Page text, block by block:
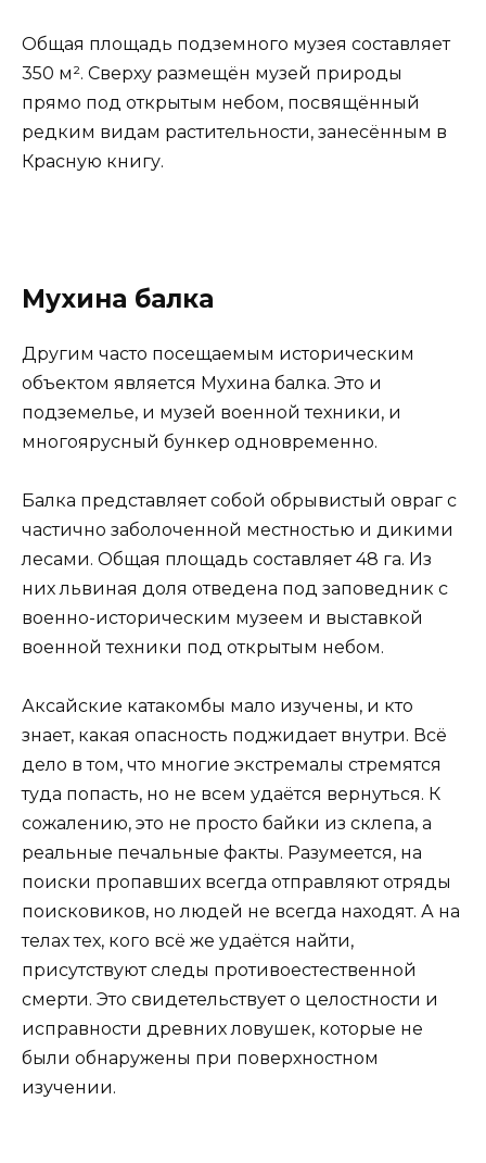
Общая площадь подземного музея составляет
350 м². Сверху размещён музей природы
прямо под открытым небом, посвящённый
редким видам растительности, занесённым в
Красную книгу.
Мухина балка
Другим часто посещаемым историческим
объектом является Мухина балка. Это и
подземелье, и музей военной техники, и
многоярусный бункер одновременно.
Балка представляет собой обрывистый овраг с
частично заболоченной местностью и дикими
лесами. Общая площадь составляет 48 га. Из
них львиная доля отведена под заповедник с
военно-историческим музеем и выставкой
военной техники под открытым небом.
Аксайские катакомбы мало изучены, и кто
знает, какая опасность поджидает внутри. Всё
дело в том, что многие экстремалы стремятся
туда попасть, но не всем удаётся вернуться. К
сожалению, это не просто байки из склепа, а
реальные печальные факты. Разумеется, на
поиски пропавших всегда отправляют отряды
поисковиков, но людей не всегда находят. А на
телах тех, кого всё же удаётся найти,
присутствуют следы противоестественной
смерти. Это свидетельствует о целостности и
исправности древних ловушек, которые не
были обнаружены при поверхностном
изучении.